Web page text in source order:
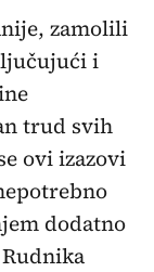
zamolili
i
trud svih
ovi izazovi
dodatno